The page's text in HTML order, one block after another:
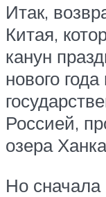
Итак,
Китая,
канун
нового
Россией,
озера Ханка
Но